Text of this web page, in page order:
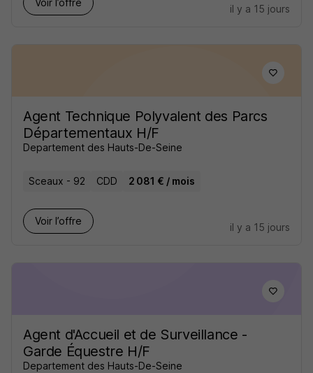
Voir l’offre
il y a 15 jours
Agent Technique Polyvalent des Parcs
Départementaux H/F
Departement des Hauts-De-Seine
Sceaux - 92 CDD 2 081 € / mois
Voir l’offre
il y a 15 jours
Agent d'Accueil et de Surveillance -
Garde Équestre H/F
Departement des Hauts-De-Seine